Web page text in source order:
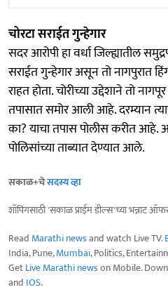
चोरटा सराईत गुन्हेगार
सदर आरोपी हा वर्धा जिल्ह्यातील
सराईत गुन्हेगार असून तो नागपुरात
राहत होता. चोरीच्या उद्देशाने तो
तपासात समोर आली आहे. दरम्यान
का? याचा तपास पोलीस करीत
पोलिसांच्या ताब्यात देण्यात आले.
सकाळ+चेसदस्य व्हा
शॉपिंगसाठी 'सकाळ प्राईम डील्स'च्या भन्नाट
Read Marathi newsand watch Live TV.
India, Pune,Mumbai, Politics,
GetLive Marathi newson Mobile.
and IOS.